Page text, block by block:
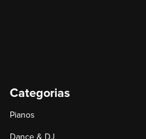
Categorias
Pianos